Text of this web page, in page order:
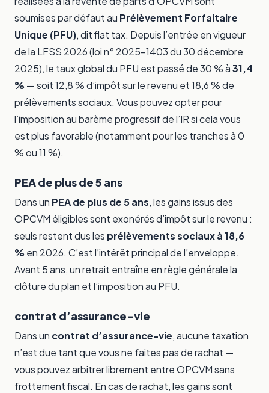
soumises par défaut au Prélèvement Forfaitaire
Unique (PFU), dit flat tax. Depuis l’entrée en vigueur
de la LFSS 2026 (loi n° 2025-1403 du 30 décembre
2025), le taux global du PFU est passé de 30 % à31,4
% — soit 12,8 % d’impôt sur le revenu et 18,6 % de
prélèvements sociaux. Vous pouvez opter pour
l’imposition au barème progressif de l’IR si cela vous
est plus favorable (notamment pour les tranches à 0
% ou 11 %).
PEA de plus de 5 ans
Dans un PEA de plus de 5 ans, les gains issus des
OPCVM éligibles sont exonérés d’impôt sur le revenu :
seuls restent dus les prélèvements sociaux à 18,6
% en 2026. C’est l’intérêt principal de l’enveloppe.
Avant 5 ans, un retrait entraîne en règle générale la
clôture du plan et l’imposition au PFU.
contrat d’assurance-vie
Dans un contrat d’assurance-vie, aucune taxation
n’est due tant que vous ne faites pas de rachat —
vous pouvez arbitrer librement entre OPCVM sans
frottement fiscal. En cas de rachat, les gains sont